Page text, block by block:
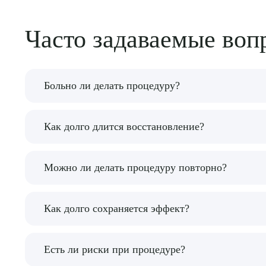
Часто задаваемые
Больно ли делать процедуру?
Нет, процедура проводится под местной
Как долго длится восстановление?
Небольшие отеки и чувствительность могут
Можно ли делать процедуру повторно?
Да, филлеры можно вводить повторно по мере
Как долго сохраняется эффект?
При использовании гиалуроновой кислоты —
Есть ли риски при процедуре?